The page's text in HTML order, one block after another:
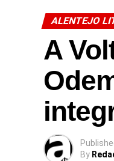
ALENTEJO
A
By